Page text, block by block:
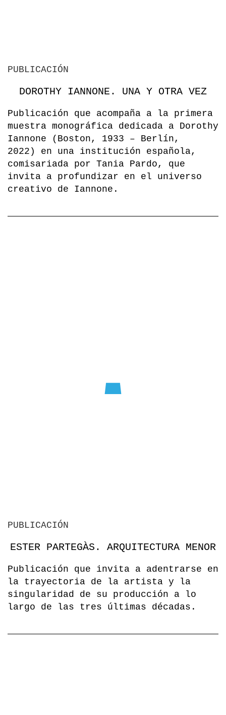
PUBLICACIÓN
DOROTHY IANNONE. UNA Y OTRA VEZ
Publicación que acompaña a la primera
muestra monográfica dedicada a Dorothy
Iannone (Boston, 1933 – Berlín,
2022) en una institución española,
comisariada por Tania Pardo, que
invita a profundizar en el universo
creativo de Iannone.
PUBLICACIÓN
ESTER PARTEGÀS. ARQUITECTURA MENOR
Publicación que invita a adentrarse en
la trayectoria de la artista y la
singularidad de su producción a lo
largo de las tres últimas décadas.